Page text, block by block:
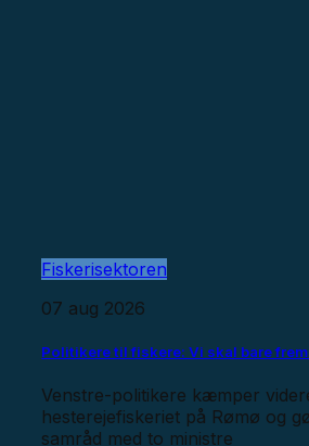
Fiskerisektoren
07 aug 2026
Politikere til fiskere: Vi skal bare
Venstre-politikere kæmper
hesterejefiskeriet på Rømø og
samråd med to ministre